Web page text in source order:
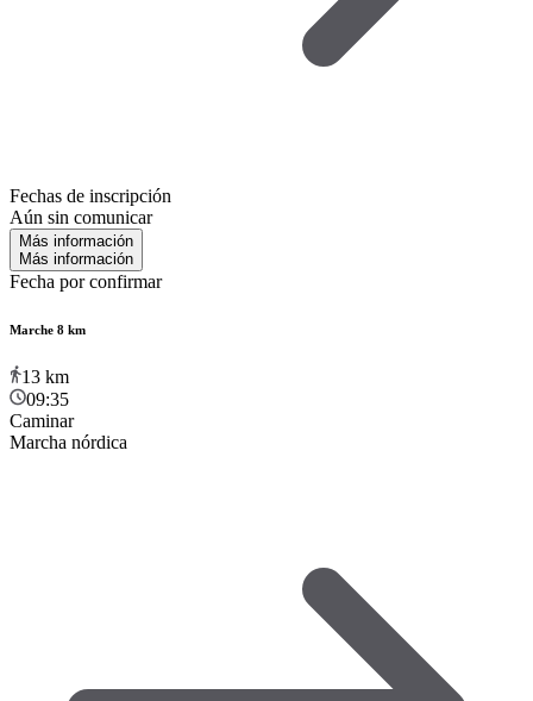
Fechas de inscripción
Aún sin comunicar
Más información
Más información
Fecha por confirmar
Marche 8 km
13 km
09:35
Caminar
Marcha nórdica